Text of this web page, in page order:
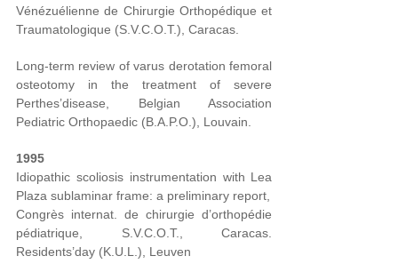
Vénézuélienne de Chirurgie Orthopédique et
Traumatologique (S.V.C.O.T.), Caracas.
Long-term review of varus derotation femoral
osteotomy in the treatment of severe
Perthes’disease, Belgian Association
Pediatric Orthopaedic (B.A.P.O.), Louvain.
1995
Idiopathic scoliosis instrumentation with Lea
Plaza sublaminar frame: a preliminary report,
Congrès internat. de chirurgie d’orthopédie
pédiatrique, S.V.C.O.T., Caracas.
Residents’day (K.U.L.), Leuven